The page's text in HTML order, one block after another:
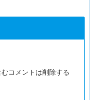
コメントは削除する